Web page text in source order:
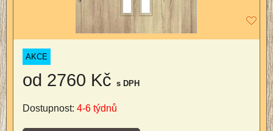
AKCE
od 2760 Kč s DPH
Dostupnost: 4-6 týdnů